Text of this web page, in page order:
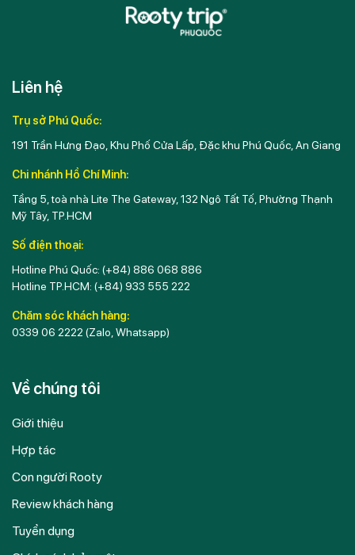
Liên hệ
Trụ sở Phú Quốc:
191 Trần Hưng Đạo, Khu Phố Cửa Lấp, Đặc khu Phú Quốc, An Giang
Chi nhánh Hồ Chí Minh:
Tầng 5, toà nhà Lite The Gateway, 132 Ngô Tất Tố, Phường Thạnh
Mỹ Tây, TP.HCM
Số điện thoại:
Hotline Phú Quốc: (+84) 886 068 886
Hotline TP.HCM: (+84) 933 555 222
Chăm sóc khách hàng:
0339 06 2222 (Zalo, Whatsapp)
Về chúng tôi
Giới thiệu
Hợp tác
Con người Rooty
Review khách hàng
Tuyển dụng